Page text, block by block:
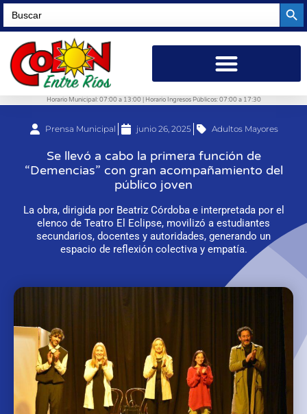
Search
for:
Horario Municipal: 07:00 a 13:00 | Horario Ingresos Públicos: 07:00 a 17:30
Prensa Municipal junio 26, 2025 Adultos Mayores
Se llevó a cabo la primera función de
“Demencias” con gran acompañamiento del
público joven
La obra, dirigida por Beatriz Córdoba e interpretada por el
elenco de Teatro El Eclipse, movilizó a estudiantes
secundarios, docentes y autoridades, generando un
espacio de reflexión colectiva y empatía.